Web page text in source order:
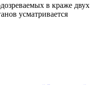
в краже двух
усматривается